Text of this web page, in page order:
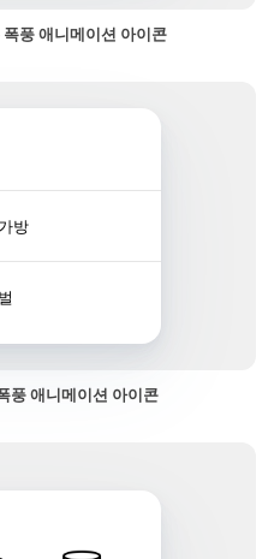
풍 애니메이션 아이콘
방
풍 애니메이션 아이콘